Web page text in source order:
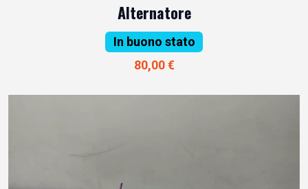
Alternatore
In buono stato
80,00 €